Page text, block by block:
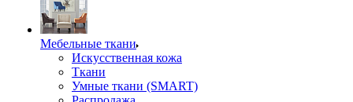
Мебельные ткани
Искусственная кожа
Ткани
Умные ткани (SMART)